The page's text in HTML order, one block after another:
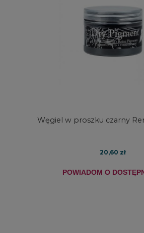
Węgiel w proszku czarny
20,60 zł
POWIADOM O